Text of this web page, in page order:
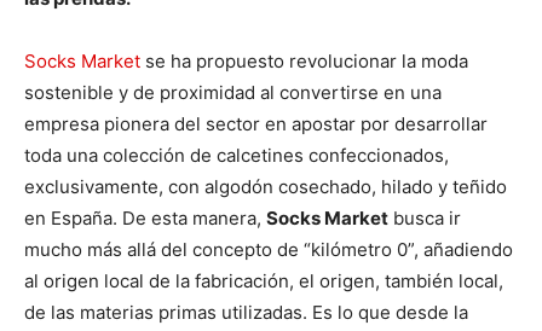
Socks Market se ha propuesto revolucionar la moda
sostenible y de proximidad al convertirse en una
empresa pionera del sector en apostar por desarrollar
toda una colección de calcetines confeccionados,
exclusivamente, con algodón cosechado, hilado y teñido
en España. De esta manera, Socks Market busca ir
mucho más allá del concepto de “kilómetro 0”, añadiendo
al origen local de la fabricación, el origen, también local,
de las materias primas utilizadas. Es lo que desde la